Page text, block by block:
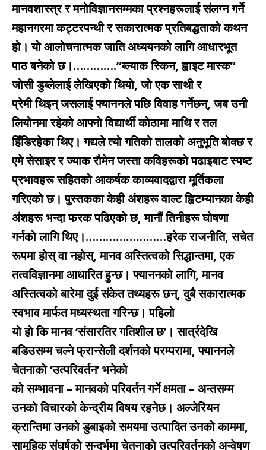
मानवशास्त्र र मनोविज्ञानसम्मका प्रश्नहरूलाई संलग्न गर्ने
महानगरमा कट्टरपन्थी र सकारात्मक प्रतिबद्धताको कथन
हो। यो आलोचनात्मक जाति अध्ययनको लागि आधारभूत
पाठ बनेको छ।………….”ब्ल्याक स्किन, ह्वाइट मास्क”
जोसी डुब्लेलाई लेखिएको थियो, जो एक साथी र
प्रेमी थिइन् जसलाई फ्याननले पछि विवाह गर्नेछन्, जब उनी
लियोनमा रहेको आफ्नो विद्यार्थी कोठामा माथि र तल
हिँडिरहेका थिए। गद्यले त्यो गतिको तालको अनुभूति बोक्छ र
एमे सेसाइर र ज्याक रौमेन जस्ता कविहरूको पढाइबाट स्पष्ट
प्रभावहरू सहितको आकर्षक काव्यवादद्वारा मूर्तिकला
गरिएको छ। पुस्तकका केही अंशहरू वाल्ट ह्विटम्यानका केही
अंशहरू भन्दा फरक पढिएको छ, मानौं तिनीहरू घोषणा
गर्नको लागि थिए।……………………हरेक राजनीति, सचेत
रूपमा होस् वा नहोस्, मानव अस्तित्वको सिद्धान्तमा, एक
तत्वविज्ञानमा आधारित हुन्छ। फ्याननको लागि, मानव
अस्तित्वको बारेमा दुई संकेत तथ्यहरू छन्, दुबै सकारात्मक
स्वभाव मार्फत मध्यस्थता गरिन्छ। पहिलो
यो हो कि मानव ‘संसारतिर गतिशील छ’। सार्त्रदेखि
बडिउसम्म चल्ने फ्रान्सेली दर्शनको परम्परामा, फ्याननले
चेतनाको ‘उत्परिवर्तन’ भनेको
को सम्भावना – मानवको परिवर्तन गर्ने क्षमता – अन्तसम्म
उनको विचारको केन्द्रीय विषय रहनेछ। अल्जेरियन
क्रान्तिमा उनको डुबाइको समयमा उत्पादित उनको काममा,
सामूहिक संघर्षको सन्दर्भमा चेतनाको उत्परिवर्तनको अन्वेषण